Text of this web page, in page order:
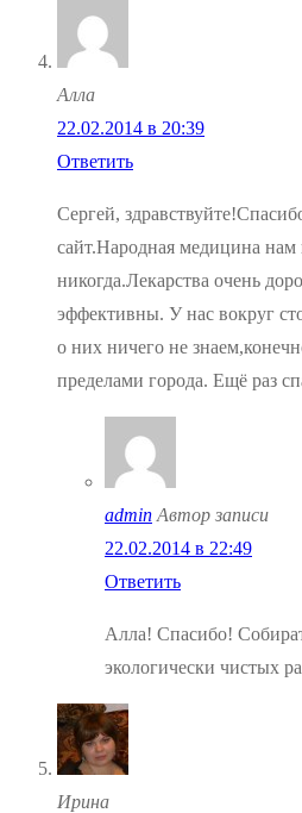
Алла
22.02.2014 в 20:39
Ответить
Сергей,
сайт.Народная медицина нам
никогда.Лекарства очень
эффективны. У нас вокруг
о них ничего не
пределами города. Ещё раз
admin Автор записи
22.02.2014 в 22:49
Ответить
Алла! Спасибо!
экологически чистых
Ирина